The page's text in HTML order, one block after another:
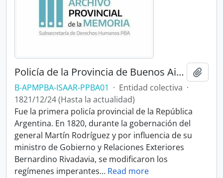
Policía de la Provincia de Buenos Aires
B-APMPBA-ISAAR-PPBA01 · Entidad colectiva ·
1821/12/24 (Hasta la actualidad)
Fue la primera policía provincial de la República
Argentina. En 1820, durante la gobernación del
general Martín Rodríguez y por influencia de su
ministro de Gobierno y Relaciones Exteriores
Bernardino Rivadavia, se modificaron los
regímenes imperantes… Read more